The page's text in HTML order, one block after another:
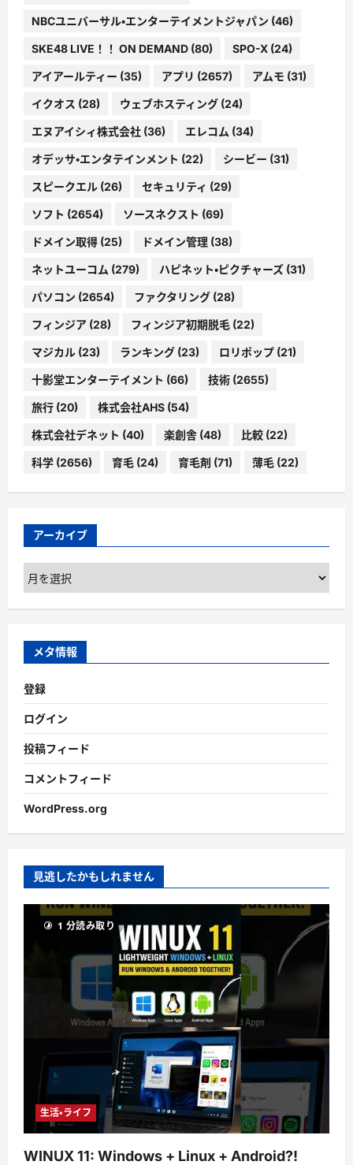
NBCユニバーサル・エンターテイメントジャパン (46)
SKE48 LIVE！！ ON DEMAND (80) SPO-X (24)
アイアールティー (35) アプリ (2657) アムモ (31)
イクオス (28) ウェブホスティング (24)
エヌアイシィ株式会社 (36) エレコム (34)
オデッサ・エンタテインメント (22) シービー (31)
スピークエル (26) セキュリティ (29)
ソフト (2654) ソースネクスト (69)
ドメイン取得 (25) ドメイン管理 (38)
ネットユーコム (279) ハピネット・ピクチャーズ (31)
パソコン (2654) ファクタリング (28)
フィンジア (28) フィンジア初期脱毛 (22)
マジカル (23) ランキング (23) ロリポップ (21)
十影堂エンターテイメント (66) 技術 (2655)
旅行 (20) 株式会社AHS (54)
株式会社デネット (40) 楽創舎 (48) 比較 (22)
科学 (2656) 育毛 (24) 育毛剤 (71) 薄毛 (22)
アーカイブ
ア
ー
カ
ブ
メタ情報
登録
ログイン
投稿フィード
コメントフィード
WordPress.org
見逃したかもしれません
1 分読み取り
生活・ライフ
WINUX 11: Windows + Linux + Android?!